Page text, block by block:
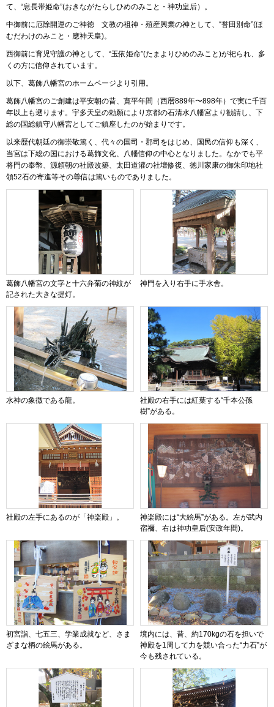
て、“息長帯姫命”(おきながたらしひめのみこと・神功皇后）。
中御前に厄除開運のご神徳 文教の祖神・殖産興業の神として、“誉田別命”(ほ
むだわけのみこと・應神天皇)。
西御前に育児守護の神として、“玉依姫命”(たまよりひめのみこと)が祀られ、多
くの方に信仰されています。
以下、葛飾八幡宮のホームページより引用。
葛飾八幡宮のご創建は平安朝の昔、寛平年間（西暦889年〜898年）で実に千百
年以上も遡ります。宇多天皇の勅願により京都の石清水八幡宮より勧請し、下
総の国総鎮守八幡宮としてご鎮座したのが始まりです。
以来歴代朝廷の御崇敬篤く、代々の国司・郡司をはじめ、国民の信仰も深く、
当宮は下総の国における葛飾文化、八幡信仰の中心となりました。なかでも平
将門の奉幣、源頼朝の社殿改築、太田道灌の社壇修復、徳川家康の御朱印地社
領52石の寄進等その尊信は篤いものでありました。
葛飾八幡宮の文字と十六弁菊の神紋が
記された大きな提灯。
神門を入り右手に手水舎。
水神の象徴である龍。
社殿の右手には紅葉する“千本公孫
樹”がある。
社殿の左手にあるのが「神楽殿」。
神楽殿には“大絵馬”がある。左が武内
宿禰、右は神功皇后(安政年間)。
初宮詣、七五三、学業成就など、さま
ざまな柄の絵馬がある。
境内には、昔、約170kgの石を担いで
神殿を1周して力を競い合った“力石”が
今も残されている。